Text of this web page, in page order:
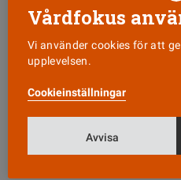
Box
103 64
Vårdfokus
Vi använder cookies för att
upplevelsen.
Cookieinställningar
Avvisa